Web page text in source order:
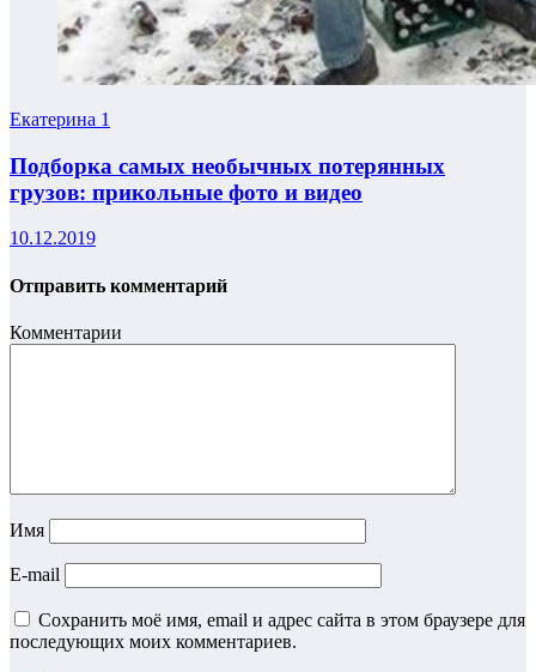
Екатерина 1
Подборка самых необычных потерянных
грузов: прикольные фото и видео
10.12.2019
Отправить комментарий
Комментарии
Имя
E-mail
Сохранить моё имя, email и адрес сайта в этом браузере для
последующих моих комментариев.